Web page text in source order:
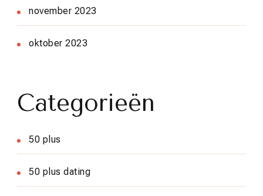
november 2023
oktober 2023
Categorieën
50 plus
50 plus dating